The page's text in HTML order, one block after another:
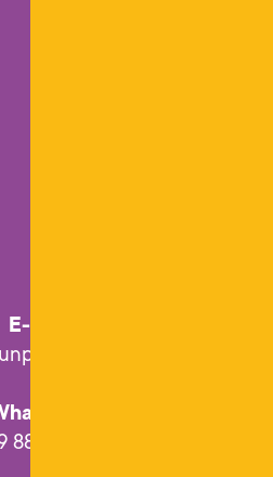
E-mail
8833.9944